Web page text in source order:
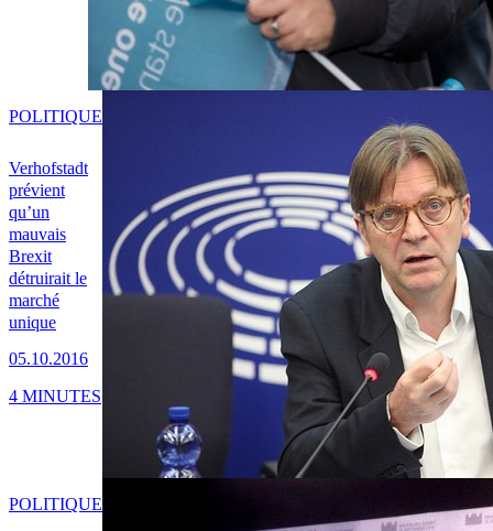
Verhofstadt
prévient
qu’un
mauvais
Brexit
détruirait le
marché
unique
05.10.2016
POLITIQUE
4 MINUTES
POLITIQUE